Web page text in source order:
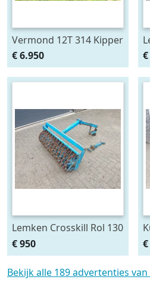
Vermond 12T 314 Kipper
3 Zijdig
€ 6.950
Lemken Crosskill Rol 130
cm breed passen aan
Variopack vorenpakker
€ 950
Bekijk alle 189 advertenties